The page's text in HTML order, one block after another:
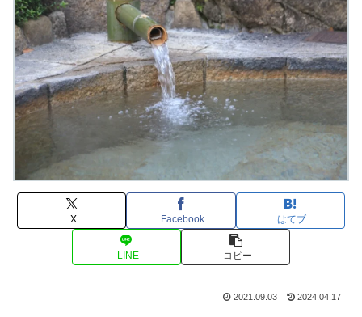
X Facebook はてブ
LINE コピー
2021.09.03 2024.04.17